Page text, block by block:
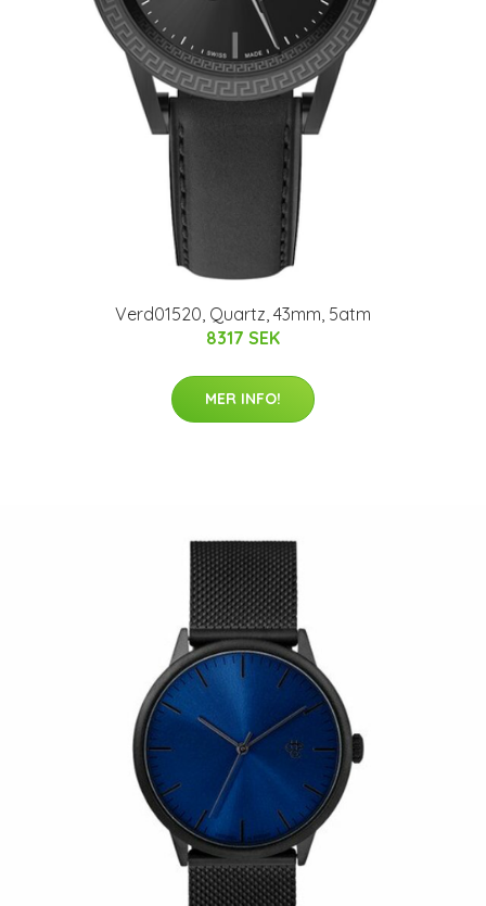
Verd01520, Quartz, 43mm, 5atm
8317 SEK
MER INFO!